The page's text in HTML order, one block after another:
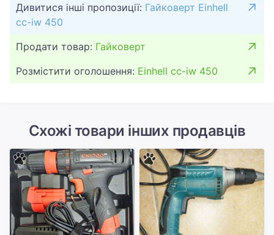
Дивитися інші пропозиції: Гайковерт Einhell
cc-iw 450
Продати товар: Гайковерт
Розмістити оголошення: Einhell cc-iw 450
Схожі товари інших продавців